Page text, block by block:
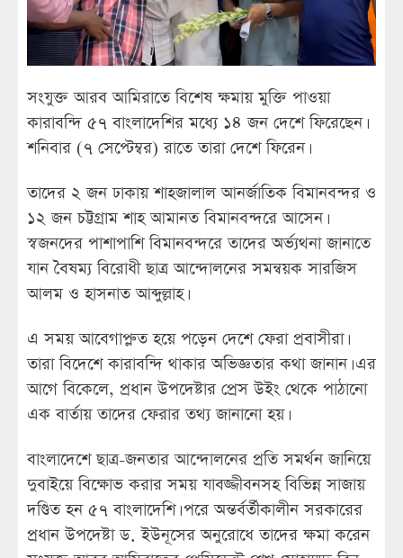
সংযুক্ত আরব আমিরাতে বিশেষ ক্ষমায় মুক্তি পাওয়া
কারাবন্দি ৫৭ বাংলাদেশির মধ্যে ১৪ জন দেশে ফিরেছেন।
শনিবার (৭ সেপ্টেম্বর) রাতে তারা দেশে ফিরেন।
তাদের ২ জন ঢাকায় শাহজালাল আনর্জাতিক বিমানবন্দর ও
১২ জন চট্টগ্রাম শাহ আমানত বিমানবন্দরে আসেন।
স্বজনদের পাশাপাশি বিমানবন্দরে তাদের অর্ভ্যথনা জানাতে
যান বৈষম্য বিরোধী ছাত্র আন্দোলনের সমন্বয়ক সারজিস
আলম ও হাসনাত আব্দুল্লাহ।
এ সময় আবেগাপ্লুত হয়ে পড়েন দেশে ফেরা প্রবাসীরা।
তারা বিদেশে কারাবন্দি থাকার অভিজ্ঞতার কথা জানান। এর
আগে বিকেলে, প্রধান উপদেষ্টার প্রেস উইং থেকে পাঠানো
এক বার্তায় তাদের ফেরার তথ্য জানানো হয়।
বাংলাদেশে ছাত্র-জনতার আন্দোলনের প্রতি সমর্থন জানিয়ে
দুবাইয়ে বিক্ষোভ করার সময় যাবজ্জীবনসহ বিভিন্ন সাজায়
দণ্ডিত হন ৫৭ বাংলাদেশি। পরে অন্তর্বর্তীকালীন সরকারের
প্রধান উপদেষ্টা ড. ইউনূসের অনুরোধে তাদের ক্ষমা করেন